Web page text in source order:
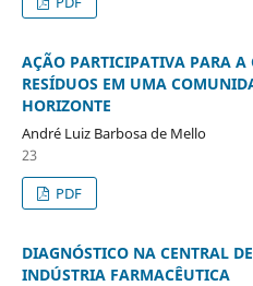
AÇÃO PARTICIPATIVA PARA A
RESÍDUOS EM UMA
HORIZONTE
André Luiz Barbosa de Mello
23
PDF
DIAGNÓSTICO NA CENTRAL
INDÚSTRIA FARMACÊUTICA